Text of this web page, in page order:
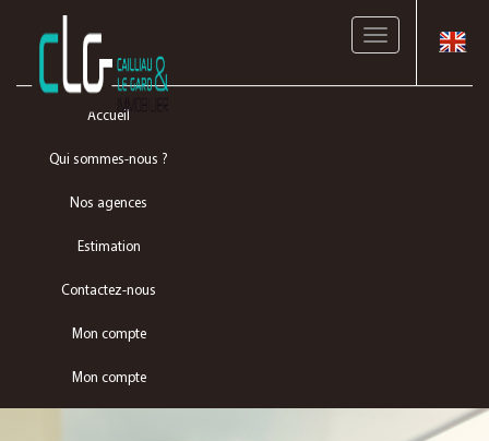
Toggle
Accueil
Qui sommes-nous ?
Nos agences
Estimation
Contactez-nous
Mon compte
Mon compte